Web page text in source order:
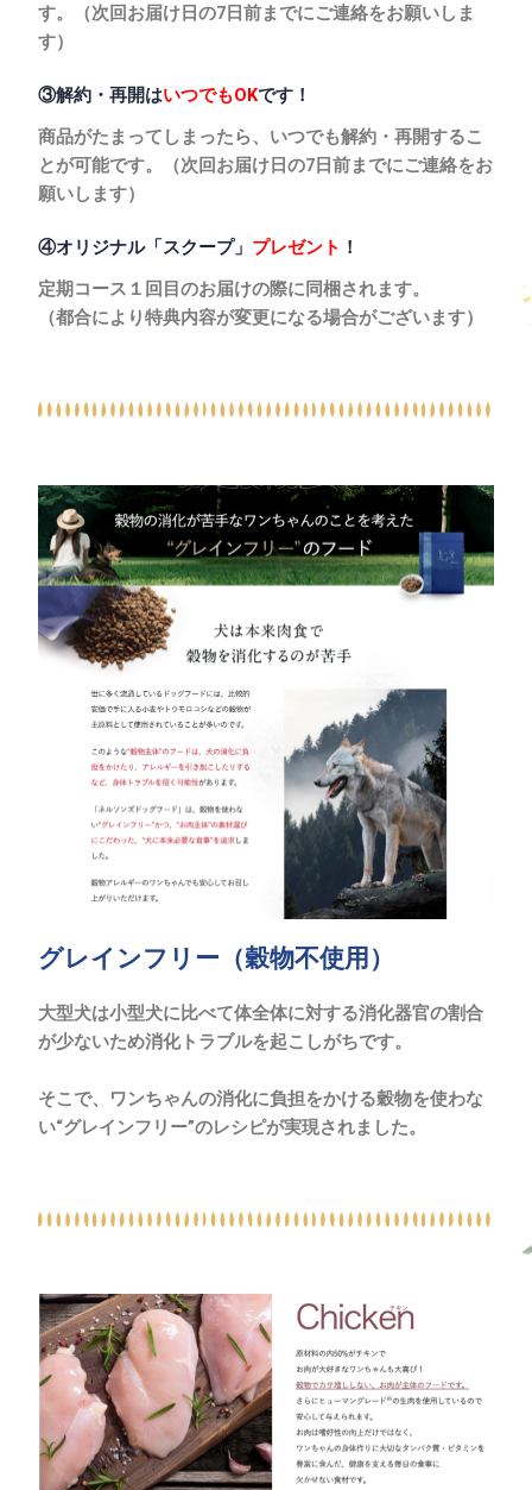
す。（次回お届け日の7日前までにご連絡をお願いしま
す）
③解約・再開はいつでもOKです！
商品がたまってしまったら、いつでも解約・再開するこ
とが可能です。（次回お届け日の7日前までにご連絡をお
願いします）
④オリジナル「スクープ」 プレゼント ！
定期コース１回目のお届けの際に同梱されます。
（都合により特典内容が変更になる場合がございます）
グレインフリー（穀物不使用）
大型犬は小型犬に比べて体全体に対する消化器官の割合
が少ないため消化トラブルを起こしがちです。
そこで、ワンちゃんの消化に負担をかける穀物を使わな
い“グレインフリー”のレシピが実現されました。